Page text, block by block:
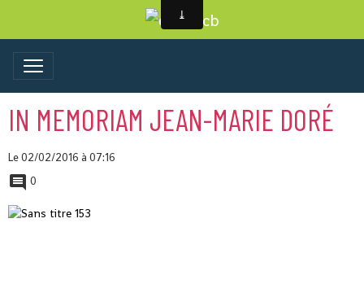
IN MEMORIAM JEAN-MARIE DORÉ
Le 02/02/2016 à 07:16
0